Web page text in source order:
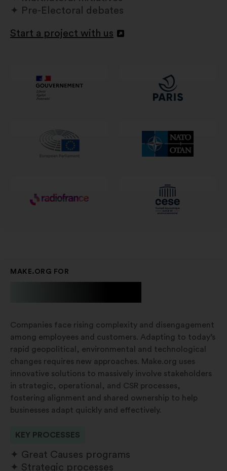
Pre-Electoral debates
Start a project with us
Deschidere
MAKE.ORG FOR
Companies face rising complexity and disengagement
among employees and customers. Adapting to today’s
rapid geopolitical, environmental and technological
changes requires new approaches. Make.org uses
innovative solutions to massively involve stakeholders
in strategic, operational, and CSR processes,
fostering alignment and shared ownership to help
businesses adapt quickly and effectively.
KEY PROCESSES
Great Causes programs
Strategic processes